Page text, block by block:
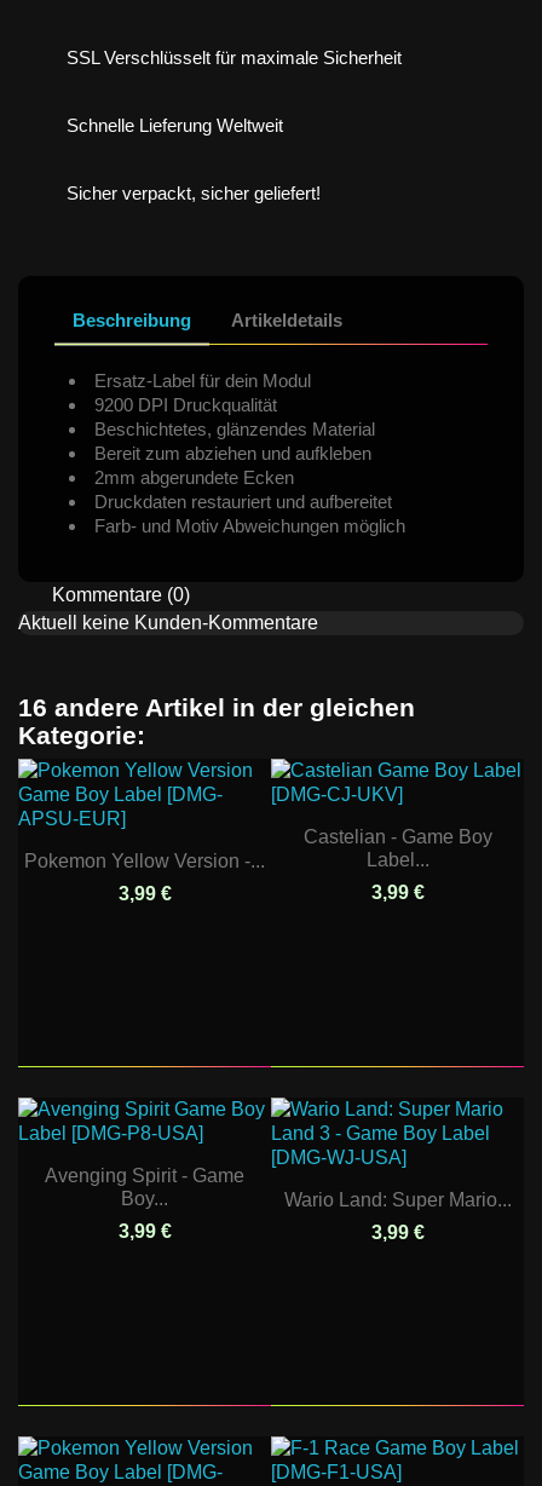
SSL Verschlüsselt für maximale Sicherheit
Schnelle Lieferung Weltweit
Sicher verpackt, sicher geliefert!
Beschreibung Artikeldetails
Ersatz-Label für dein Modul
9200 DPI Druckqualität
Beschichtetes, glänzendes Material
Bereit zum abziehen und aufkleben
2mm abgerundete Ecken
Druckdaten restauriert und aufbereitet
Farb- und Motiv Abweichungen möglich
Kommentare (0)
Aktuell keine Kunden-Kommentare
16 andere Artikel in der gleichen
Kategorie:
Pokemon Yellow Version -...
3,99 €
Castelian - Game Boy
Label...
3,99 €
Avenging Spirit - Game
Boy...
3,99 €
Wario Land: Super Mario...
3,99 €